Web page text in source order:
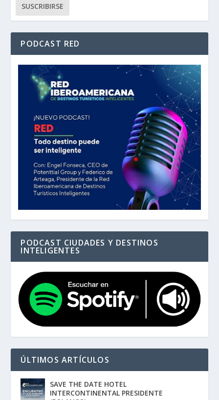
PODCAST RED
PODCAST CIUDADES Y DESTINOS
INTELIGENTES
ÚLTIMOS ARTÍCULOS
SAVE THE DATE HOTEL
INTERCONTINENTAL PRESIDENTE